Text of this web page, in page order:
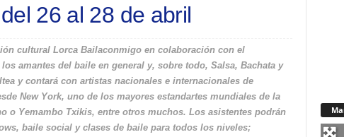
26 al 28 de abril
cultural Lorca Bailaconmigo en colaboración con el
amantes del baile en general y, sobre todo, Salsa, Bachata y
y contará con artistas nacionales e internacionales de
New York, uno de los mayores estandartes mundiales de la
o Yemambo Txikis, entre otros muchos. Los asistentes podrán
baile social y clases de baile para todos los niveles;